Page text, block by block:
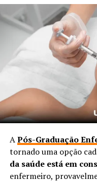
APós-Graduação
tornado uma opção
da saúde está em
enfermeiro,